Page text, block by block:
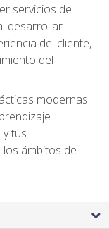
servicios de
desarrollar
del cliente,
del
modernas
tus
ámbitos de